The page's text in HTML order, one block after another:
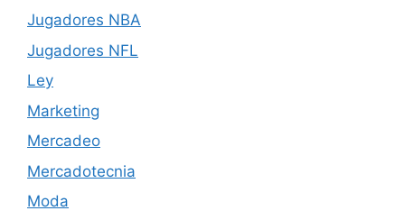
Jugadores NBA
Jugadores NFL
Ley
Marketing
Mercadeo
Mercadotecnia
Moda